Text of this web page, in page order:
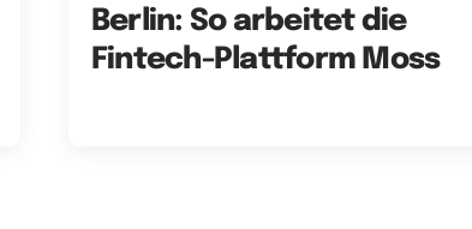
Berlin: So arbeitet die
Fintech-Plattform Moss